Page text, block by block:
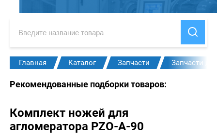
Главная Каталог Запчасти Запчасти
Рекомендованные подборки товаров:
Комплект ножей для
агломератора PZO-A-90